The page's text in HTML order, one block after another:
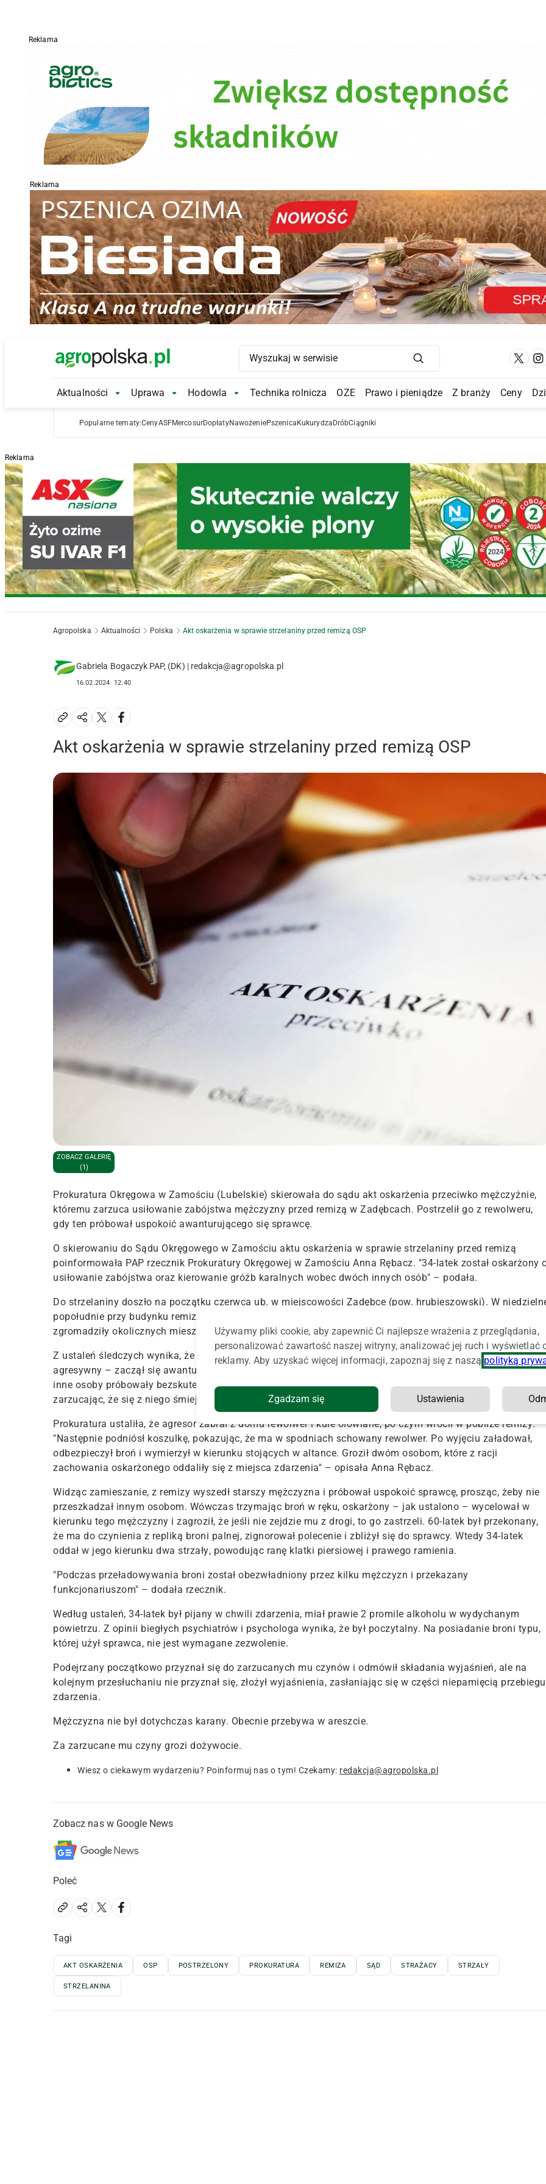
Reklama
Reklama
Main Logo
Main Navigation
Aktualności Aktualności Submenu
Uprawa Uprawa Submenu
Hodowla Hodowla Submenu
Technika rolnicza OZE Prawo i pieniądze Z branży Ceny
Popularne tematy:CenyASFMercosurDopłatyNawożeniePszenica Kukurydza DróbCiągniki
Reklama
Agropolska Aktualności Polska Akt oskarżenia w sprawie strzelaniny przed remizą OSP
Gabriela Bogaczyk PAP, (DK) | redakcja@agropolska.pl
16.02.2024 12:40
Akt oskarżenia w sprawie strzelaniny przed remizą OSP
ZOBACZ GALERIĘ
(1)
Prokuratura Okręgowa w Zamościu (Lubelskie) skierowała do sądu akt oskarżenia przeciwko mężczyźnie,
któremu zarzuca usiłowanie zabójstwa mężczyzny przed remizą w Zadębcach. Postrzelił go z rewolweru,
gdy ten próbował uspokoić awanturującego się sprawcę.
O skierowaniu do Sądu Okręgowego w Zamościu aktu oskarżenia w sprawie strzelaniny przed remizą
poinformowała PAP rzecznik Prokuratury Okręgowej w Zamościu Anna Rębacz. "34-latek został oskarżony
usiłowanie zabójstwa oraz kierowanie gróźb karalnych wobec dwóch innych osób" – podała.
Do strzelaniny doszło na początku czerwca ub. w miejscowości Zadębce (pow. hrubieszowski). W
popołudnie przy budynku remizy odbywały się ćwiczenia przygotowawcze strażaków do zawodów, które
zgromadziły okolicznych mieszkańców.
Z ustaleń śledczych wynika, że będący na miejscu 34-latek pod wpływem alkoholu stawał się coraz bardziej
agresywny – zaczął się awanturować, krzyczał, wyzywał osoby przebywające w okolicy. Pokrzywdzony i
inne osoby próbowały bezskutecznie uspokoić oskarżonego, ale on nadal się awanturował, zaczepiając i
zarzucając, że się z niego śmieją. Ostatecznie poszedł do domu, wulgarnie się odgrażając.
Prokuratura ustaliła, że agresor zabrał z domu rewolwer i kule ołowiane, po czym wrócił w pobliże remizy.
"Następnie podniósł koszulkę, pokazując, że ma w spodniach schowany rewolwer. Po wyjęciu załadował,
odbezpieczył broń i wymierzył w kierunku stojących w altance. Groził dwóm osobom, które z racji
zachowania oskarżonego oddaliły się z miejsca zdarzenia" – opisała Anna Rębacz.
Widząc zamieszanie, z remizy wyszedł starszy mężczyzna i próbował uspokoić sprawcę, prosząc, żeby nie
przeszkadzał innym osobom. Wówczas trzymając broń w ręku, oskarżony – jak ustalono – wycelował w
kierunku tego mężczyzny i zagroził, że jeśli nie zejdzie mu z drogi, to go zastrzeli. 60-latek był przekonany,
że ma do czynienia z repliką broni palnej, zignorował polecenie i zbliżył się do sprawcy. Wtedy 34-latek
oddał w jego kierunku dwa strzały, powodując ranę klatki piersiowej i prawego ramienia.
"Podczas przeładowywania broni został obezwładniony przez kilku mężczyzn i przekazany
funkcjonariuszom" – dodała rzecznik.
Według ustaleń, 34-latek był pijany w chwili zdarzenia, miał prawie 2 promile alkoholu w wydychanym
powietrzu. Z opinii biegłych psychiatrów i psychologa wynika, że był poczytalny. Na posiadanie broni typu,
której użył sprawca, nie jest wymagane zezwolenie.
Podejrzany początkowo przyznał się do zarzucanych mu czynów i odmówił składania wyjaśnień, ale na
kolejnym przesłuchaniu nie przyznał się, złożył wyjaśnienia, zasłaniając się w części niepamięcią przebiegu
zdarzenia.
Mężczyzna nie był dotychczas karany. Obecnie przebywa w areszcie.
Za zarzucane mu czyny grozi dożywocie.
Wiesz o ciekawym wydarzeniu? Poinformuj nas o tym! Czekamy: redakcja@agropolska.pl
Zobacz nas w Google News
Poleć
Tagi
AKT OSKARŻENIA OSP POSTRZELONY PROKURATURA REMIZA SĄD STRAŻACY STRZAŁY
STRZELANINA
Używamy pliki cookie, aby zapewnić Ci najlepsze wrażenia z przeglądania,
personalizować zawartość naszej witryny, analizować jej ruch i wyświetlać
reklamy. Aby uzyskać więcej informacji, zapoznaj się z naszą polityką
Zgadzam się Ustawienia